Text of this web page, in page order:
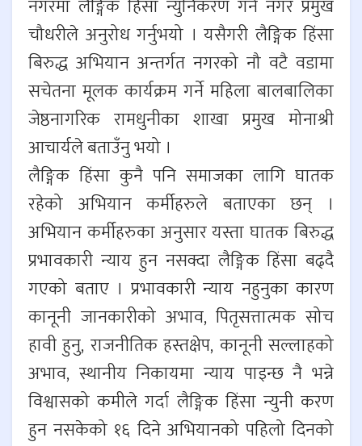
नगरमा लैङ्गिक हिंसा न्युनिकरण गर्न नगर प्रमुख
चौधरीले अनुरोध गर्नुभयो । यसैगरी लैङ्गिक हिंसा
बिरुद्ध अभियान अन्तर्गत नगरको नौ वटै वडामा
सचेतना मूलक कार्यक्रम गर्ने महिला बालबालिका
जेष्ठनागरिक रामधुनीका शाखा प्रमुख मोनाश्री
आचार्यले बताउँनु भयो ।
लैङ्गिक हिंसा कुनै पनि समाजका लागि घातक
रहेको अभियान कर्मीहरुले बताएका छन् ।
अभियान कर्मीहरुका अनुसार यस्ता घातक बिरुद्ध
प्रभावकारी न्याय हुन नसक्दा लैङ्गिक हिंसा बढ्दै
गएको बताए । प्रभावकारी न्याय नहुनुका कारण
कानूनी जानकारीको अभाव, पितृसत्तात्मक सोच
हावी हुनु, राजनीतिक हस्तक्षेप, कानूनी सल्लाहको
अभाव, स्थानीय निकायमा न्याय पाइन्छ नै भन्ने
विश्वासको कमीले गर्दा लैङ्गिक हिंसा न्युनी करण
हुन नसकेको १६ दिने अभियानको पहिलो दिनको